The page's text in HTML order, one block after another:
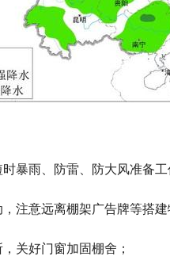
暴雨、防雷、防大风准备
注意远离棚架广告牌等搭建
关好门窗加固棚舍；